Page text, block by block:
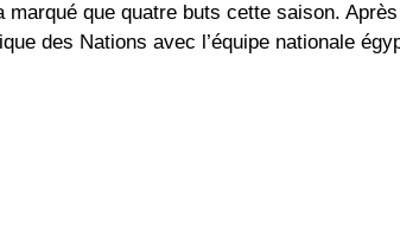
marqué que quatre buts cette saison.
des Nations avec l’équipe nationale